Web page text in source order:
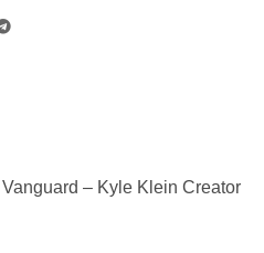
– Kyle Klein Creator